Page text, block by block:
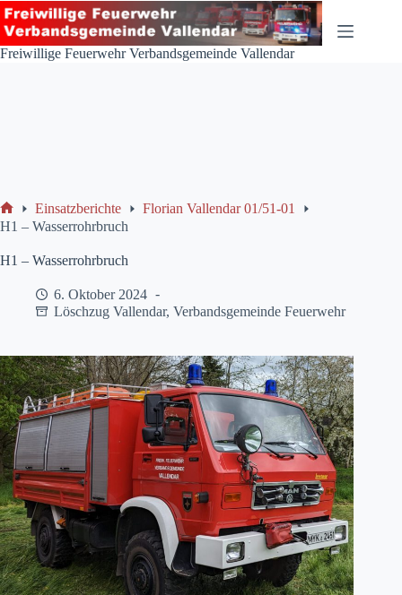
Zum
Inhalt
springen
Freiwillige Feuerwehr Verbandsgemeinde Vallendar
Start
Einsatzberichte
Florian Vallendar 01/51-01
H1 – Wasserrohrbruch
H1 – Wasserrohrbruch
6. Oktober 2024
Löschzug Vallendar, Verbandsgemeinde Feuerwehr